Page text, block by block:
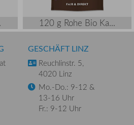
120 g Rohe Bio Ka...
GESCHÄFT LINZ
Reuchlinstr. 5,
4020 Linz
Mo.-Do.: 9-12 &
13-16 Uhr
Fr.: 9-12 Uhr